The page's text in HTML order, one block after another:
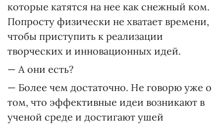
которые катятся на нее как снежный ком.
Попросту физически не хватает времени,
чтобы приступить к реализации
творческих и инновационных идей.
— А они есть?
— Более чем достаточно. Не говорю уже о
том, что эффективные идеи возникают в
ученой среде и достигают ушей